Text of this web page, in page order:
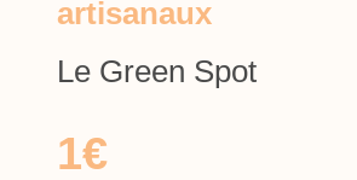
artisanaux
Le Green Spot
1€